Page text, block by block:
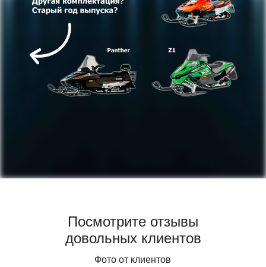
Посмотрите отзывы
довольных клиентов
Фото от клиентов